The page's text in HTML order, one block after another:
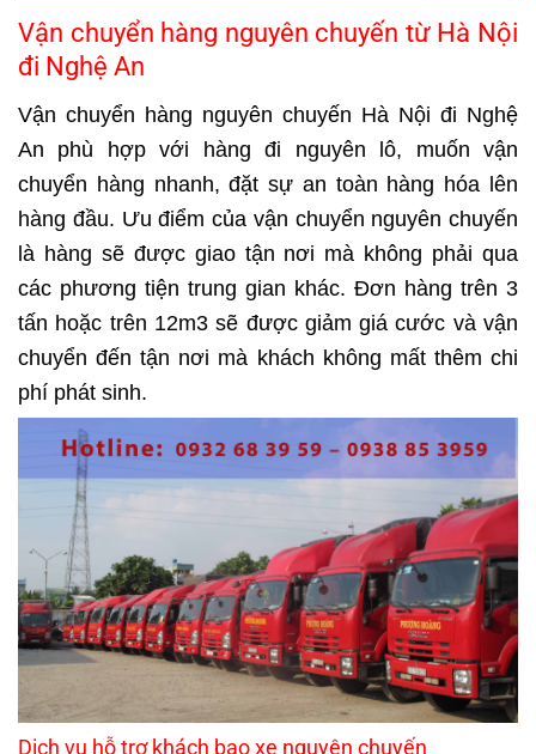
Vận chuyển hàng nguyên chuyến từ Hà Nội
đi Nghệ An
Vận chuyển hàng nguyên chuyến Hà Nội đi Nghệ
An phù hợp với hàng đi nguyên lô, muốn vận
chuyển hàng nhanh, đặt sự an toàn hàng hóa lên
hàng đầu. Ưu điểm của vận chuyển nguyên chuyến
là hàng sẽ được giao tận nơi mà không phải qua
các phương tiện trung gian khác. Đơn hàng trên 3
tấn hoặc trên 12m3 sẽ được giảm giá cước và vận
chuyển đến tận nơi mà khách không mất thêm chi
phí phát sinh.
Dịch vụ hỗ trợ khách bao xe nguyên chuyến